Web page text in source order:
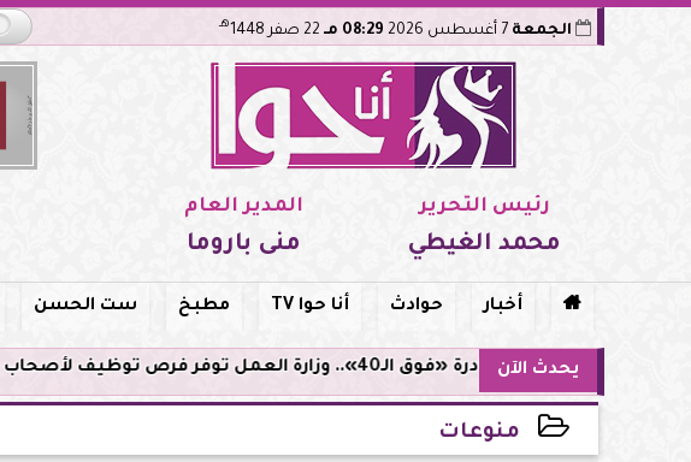
الجمعة 08:29 مـ هـ
رئيس التحرير
محمد الغيطي
المدير العام
منى باروما
 أخبار حوادث أنا حوا TV مطبخ ست الحسن
يحدث الآن
مبادرة «فوق الـ40».. وزارة العمل توفر فرص توظيف لأصحاب الخبرات
منوعات